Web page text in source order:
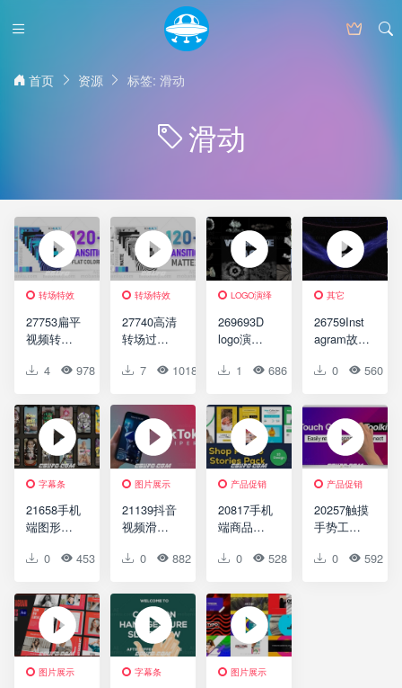
首页 资源 标签: 滑动
滑动
转场特效
27753扁平
视频转场
AE模版
Transition
Pack HD
4 978 0 0
转场特效
27740高清
转场过渡
版Mate
Pack HD
7 1018 0 0
LOGO演绎
269693D
logo演绎
AE模板3D
Transition
(4-pack)
1 686 0 0
其它
26759Inst
agram故事
板Shop
Stories
0 560
字幕条
21658手机
端图形流
果叠加文
模板Insta
Text
Stories |
After
Effects
0 453 0 0
图片展示
21139抖音
视频滑动
展示AE模
Swiper
0 882 0 0
产品促销
20817手机
端商品促
传展示AE
Instagram
Story After
Effect
Template
0 528 0 0
产品促销
20257触摸
手势工具
示AE模板
0 592
图片展示 字幕条 图片展示